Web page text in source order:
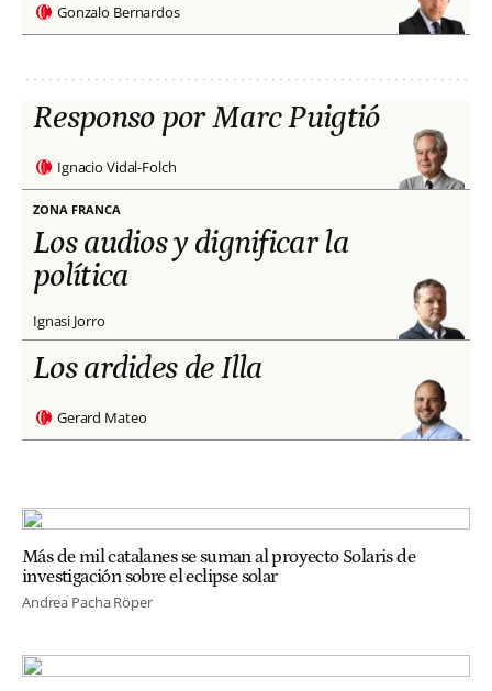
Gonzalo Bernardos
Responso por Marc Puigtió
Ignacio Vidal-Folch
ZONA FRANCA
Los audios y dignificar la
política
Ignasi Jorro
Los ardides de Illa
Gerard Mateo
Más de mil catalanes se suman al proyecto Solaris de
investigación sobre el eclipse solar
Andrea Pacha Röper